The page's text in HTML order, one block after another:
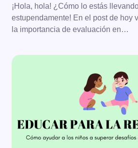
¡Hola, hola! ¿Cómo lo estás
estupendamente! En el post de hoy
la importancia de evaluación en…